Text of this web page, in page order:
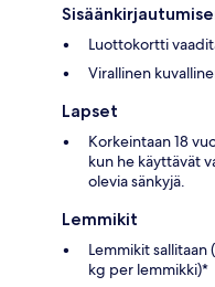
Luottokortti
Virallinen
Lapset
Korkeintaan 18
kun he käyttävät
olevia sänkyjä.
Lemmikit
Lemmikit
kg per lemmikki)*